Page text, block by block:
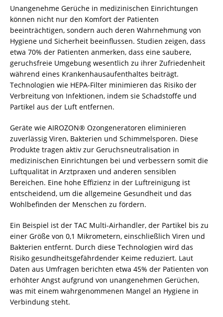
Unangenehme Gerüche in medizinischen Einrichtungen
können nicht nur den Komfort der Patienten
beeinträchtigen, sondern auch deren Wahrnehmung von
Hygiene und Sicherheit beeinflussen. Studien zeigen, dass
etwa 70% der Patienten anmerken, dass eine saubere,
geruchsfreie Umgebung wesentlich zu ihrer Zufriedenheit
während eines Krankenhausaufenthaltes beiträgt.
Technologien wie HEPA-Filter minimieren das Risiko der
Verbreitung von Infektionen, indem sie Schadstoffe und
Partikel aus der Luft entfernen.
Geräte wie AIROZON® Ozongeneratoren eliminieren
zuverlässig Viren, Bakterien und Schimmelsporen. Diese
Produkte tragen aktiv zur Geruchsneutralisation in
medizinischen Einrichtungen bei und verbessern somit die
Luftqualität in Arztpraxen und anderen sensiblen
Bereichen. Eine hohe Effizienz in der Luftreinigung ist
entscheidend, um die allgemeine Gesundheit und das
Wohlbefinden der Menschen zu fördern.
Ein Beispiel ist der TAC Multi-Airhandler, der Partikel bis zu
einer Größe von 0,1 Mikrometern, einschließlich Viren und
Bakterien entfernt. Durch diese Technologien wird das
Risiko gesundheitsgefährdender Keime reduziert. Laut
Daten aus Umfragen berichten etwa 45% der Patienten von
erhöhter Angst aufgrund von unangenehmen Gerüchen,
was mit einem wahrgenommenen Mangel an Hygiene in
Verbindung steht.